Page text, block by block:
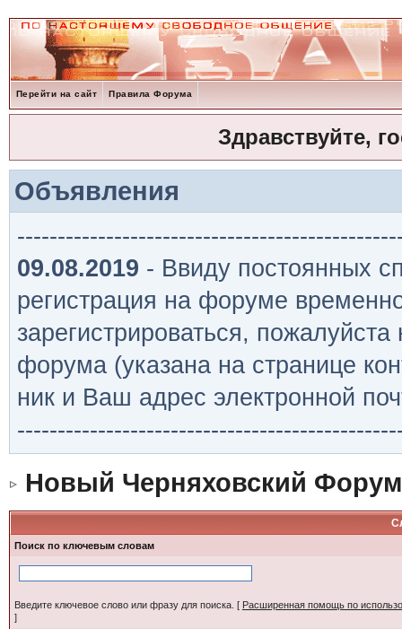
Перейти на сайт Правила Форума
Здравствуйте,
Объявления
09.08.2019 - Ввиду постоянных
регистрация на форуме
зарегистрироваться,
форума (указана на странице
ник и Ваш адрес электронной
Новый Черняховский Форум
Поиск по ключевым словам
Введите ключевое слово или фразу для поиска. [ Расширенная помощь по
]